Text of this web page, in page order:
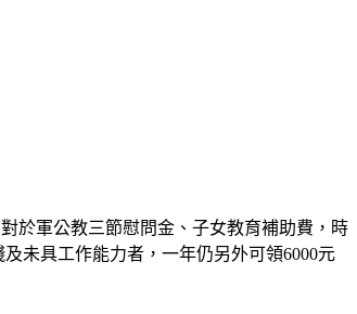
於軍公教三節慰問金、子女教育補助費，時
未具工作能力者，一年仍另外可領6000元